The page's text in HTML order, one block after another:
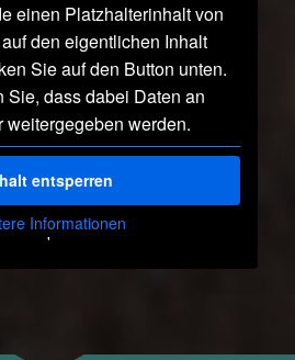
einen Platzhalterinhalt von
den eigentlichen Inhalt
Sie auf den Button unten.
Sie, dass dabei Daten an
weitergegeben werden.
entsperren
Informationen
'